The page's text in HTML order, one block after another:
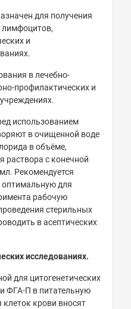
для получения
и
в лечебно-
профилактических и
использованием
в очищенной воде
в объёме,
раствора с конечной
Рекомендуется
оптимальную для
рабочую
стерильных
в асептических
исследованиях.
для цитогенетических
ФГА-П в питательную
клеток крови вносят